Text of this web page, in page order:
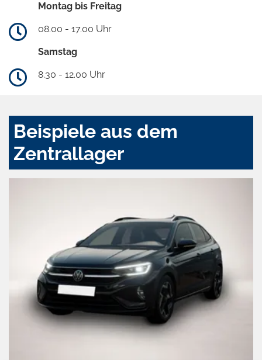
Montag bis Freitag
08.00 - 17.00 Uhr
Samstag
8.30 - 12.00 Uhr
Beispiele aus dem
Zentrallager